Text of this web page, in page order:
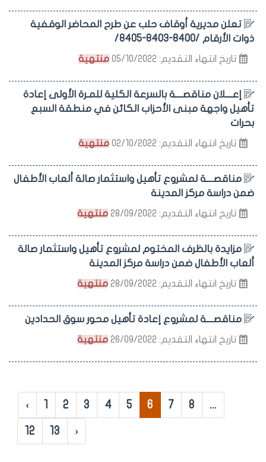
تعلن مديرية أوقاف حلب عن طرح المحاضر الوقفية
ذوات الأرقام /8400-8403-8405/
تاريخ انتهاء التقديم: 05/10/2022 منتهية
إعــــلان مناقصــــة بالسرعة الكلية للمـرة الأولى إعادة
تأهيل واجهة مبنى الأحزاب الكائن في منطقة السبع
بحرات
تاريخ انتهاء التقديم: 02/10/2022 منتهية
مناقصــــة لمشروع تأهيل واستثمار صالة ألعاب الأطفال
ضمن دراسة مركز المدينة
تاريخ انتهاء التقديم: 28/09/2022 منتهية
مزايدة بالظرف المختوم لمشروع تأهيل واستثمار صالة
ألعاب الأطفال ضمن دراسة مركز المدينة
تاريخ انتهاء التقديم: 28/09/2022 منتهية
مناقصــــة لمشروع إعادة تأهيل محور سوق الحدادين
تاريخ انتهاء التقديم: 26/09/2022 منتهية
‹ 2 3 4 5 6 7 8 ...
12 13 ›